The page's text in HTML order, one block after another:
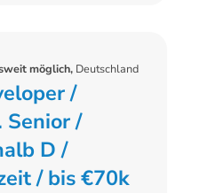
möglich, Deutschland
/
Senior /
D /
/ bis €70k